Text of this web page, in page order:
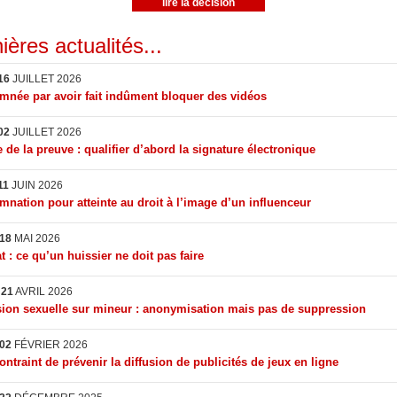
lire la décision
actualités...
JUILLET 2026
par avoir fait indûment bloquer des vidéos
JUILLET 2026
de la preuve : qualifier d’abord la signature électronique
JUIN 2026
pour atteinte au droit à l’image d’un influenceur
18 MAI 2026
: ce qu’un huissier ne doit pas faire
21AVRIL 2026
sexuelle sur mineur : anonymisation mais pas de suppression
02 FÉVRIER 2026
de prévenir la diffusion de publicités de jeux en ligne